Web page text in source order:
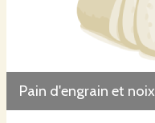
Pain d'engrain et noix